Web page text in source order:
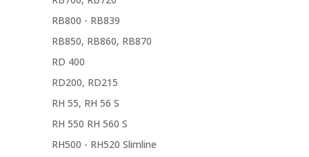
RB800 - RB839
RB850, RB860, RB870
RD 400
RD200, RD215
RH 55, RH 56 S
RH 550 RH 560 S
RH500 - RH520 Slimline